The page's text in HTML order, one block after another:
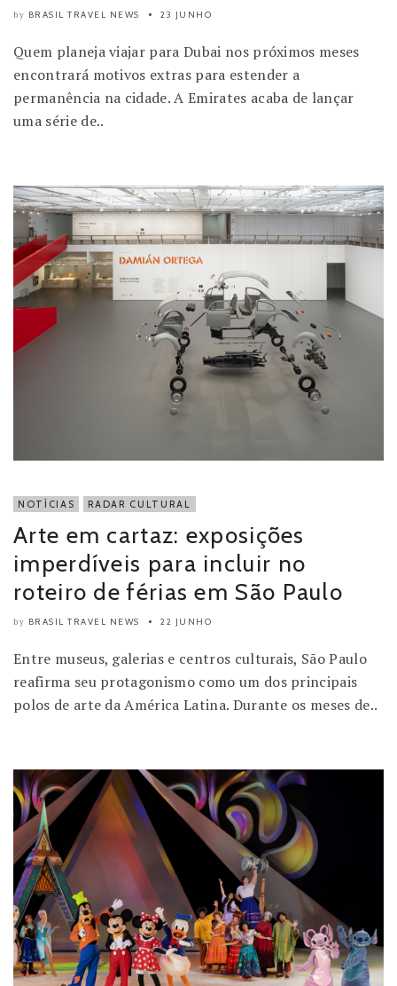
by BRASIL TRAVEL NEWS 23 JUNHO
Quem planeja viajar para Dubai nos próximos meses
encontrará motivos extras para estender a
permanência na cidade. A Emirates acaba de lançar
uma série de..
NOTÍCIAS RADAR CULTURAL
Arte em cartaz: exposições
imperdíveis para incluir no
roteiro de férias em São Paulo
by BRASIL TRAVEL NEWS 22 JUNHO
Entre museus, galerias e centros culturais, São Paulo
reafirma seu protagonismo como um dos principais
polos de arte da América Latina. Durante os meses de..